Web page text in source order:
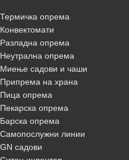
Термичка опрема
Конвектомати
Разладна опрема
Неутрална опрема
Миење садови и чаши
Припрема на храна
Пица опрема
Пекарска опрема
Барска опрема
Самопослужни линии
GN садови